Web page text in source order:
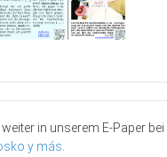
in unserem E-Paper bei
y más